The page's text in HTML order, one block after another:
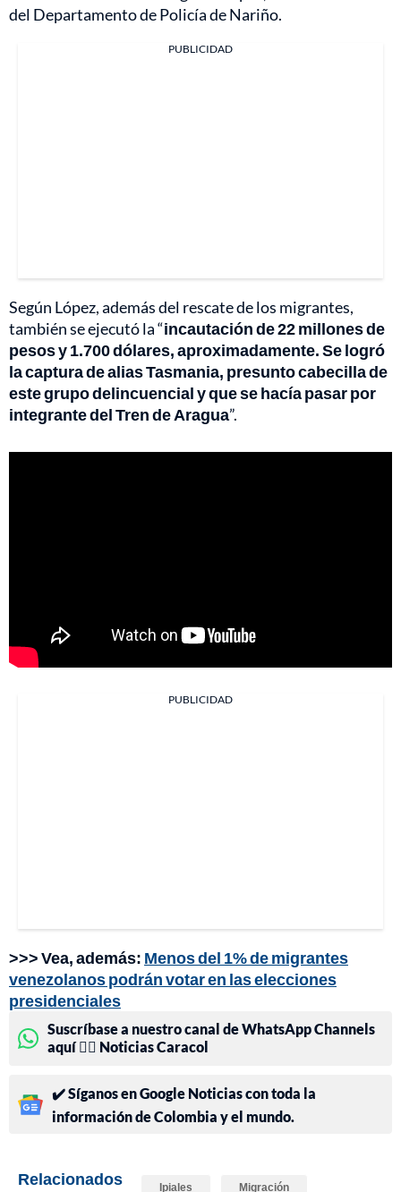
del Departamento de Policía de Nariño.
PUBLICIDAD
Según López, además del rescate de los migrantes,
también se ejecutó la “incautación de 22 millones de
pesos y 1.700 dólares, aproximadamente. Se logró
la captura de alias Tasmania, presunto cabecilla de
este grupo delincuencial y que se hacía pasar por
integrante del Tren de Aragua”.
PUBLICIDAD
>>> Vea, además: Menos del 1% de migrantes
venezolanos podrán votar en las elecciones
presidenciales
Suscríbase a nuestro canal de WhatsApp Channels
aquí 👉🏻 Noticias Caracol
✔️ Síganos en Google Noticias con toda la
información de Colombia y el mundo.
Relacionados Ipiales Migración